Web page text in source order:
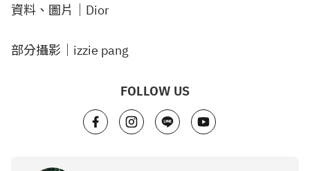
資料、圖片｜Dior
部分攝影｜izzie pang
FOLLOW US